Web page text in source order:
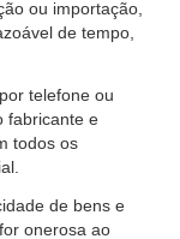
ou importação,
de tempo,
telefone ou
fabricante e
todos os
de bens e
onerosa ao